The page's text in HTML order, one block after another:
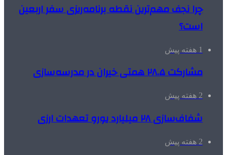
چرا نجف مهم‌ترین نقطه برنامه‌ریزی سفر اربعین
است؟
1 هفته پیش
مشارکت ۲۸.۵ همتی خیران در مدرسه‌سازی
2 هفته پیش
شفاف‌سازی ۲۸ میلیارد یورو تعهدات ارزی
2 هفته پیش